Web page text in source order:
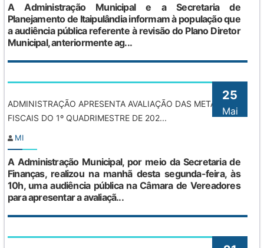
A Administração Municipal e a Secretaria de
Planejamento de Itaipulândia informam à população que
a audiência pública referente à revisão do Plano Diretor
Municipal, anteriormente ag...
25
Mai
ADMINISTRAÇÃO APRESENTA AVALIAÇÃO DAS METAS
FISCAIS DO 1º QUADRIMESTRE DE 202...
MI
A Administração Municipal, por meio da Secretaria de
Finanças, realizou na manhã desta segunda-feira, às
10h, uma audiência pública na Câmara de Vereadores
para apresentar a avaliaçã...